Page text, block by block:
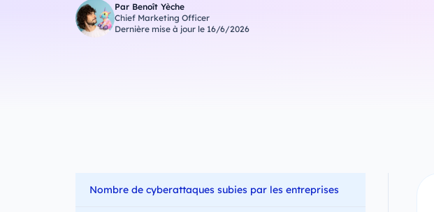
Par Benoît Yèche
Chief Marketing Officer
Dernière mise à jour le 16/6/2026
Nombre de cyberattaques subies par les entreprises